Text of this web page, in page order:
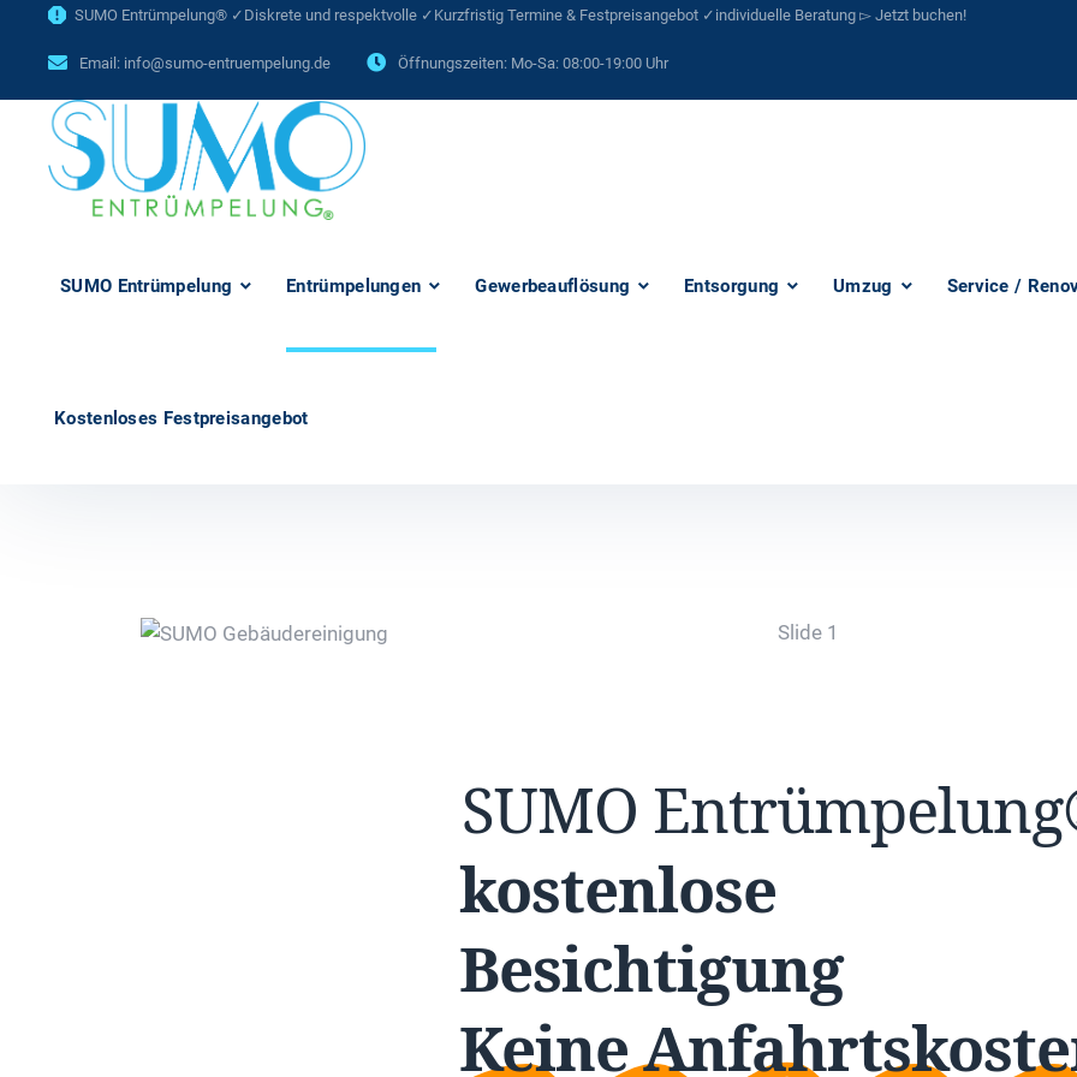
SUMO Entrümpelung® ✓Diskrete und respektvolle ✓Kurzfristig Termine & Festpreisangebot ✓individuelle Beratung ▻ Jetzt buchen!
Email: info@sumo-entruempelung.de Öffnungszeiten: Mo-Sa: 08:00-19:00 Uhr
SUMO Entrümpelung Entrümpelungen Gewerbeauflösung Entsorgung Umzug Service /
Kostenloses Festpreisangebot
Slide 1
SUMO
kostenlose
Besichtigung
Keine